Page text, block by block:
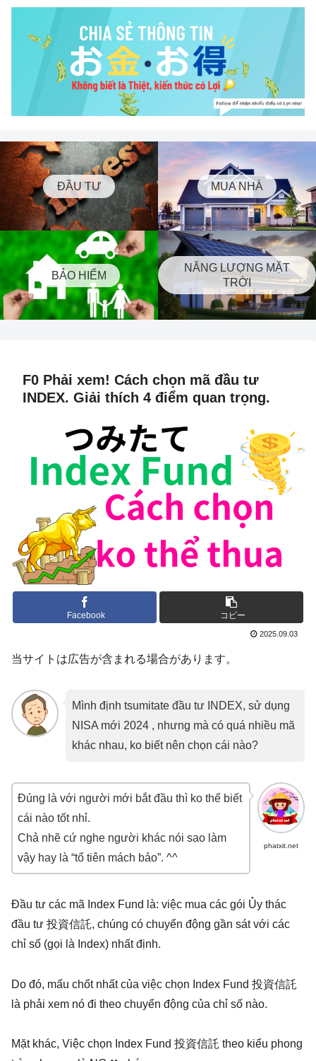
ĐẦU TƯ MUA NHÀ
BẢO HIỂM
NĂNG LƯỢNG MẶT
TRỜI
F0 Phải xem! Cách chọn mã đầu tư
INDEX. Giải thích 4 điểm quan trọng.
Facebook コピー
2025.09.03
当サイトは広告が含まれる場合があります。
Mình định tsumitate đầu tư INDEX, sử dụng
NISA mới 2024 , nhưng mà có quá nhiều mã
khác nhau, ko biết nên chọn cái nào?
phatxit.net
Đúng là với người mới bắt đầu thì ko thể biết
cái nào tốt nhỉ.
Chả nhẽ cứ nghe người khác nói sao làm
vậy hay là “tổ tiên mách bảo”. ^^
Đầu tư các mã Index Fund là: việc mua các gói Ủy thác
đầu tư 投資信託, chúng có chuyển động gần sát với các
chỉ số (gọi là Index) nhất định.
Do đó, mấu chốt nhất của việc chọn Index Fund 投資信託
là phải xem nó đi theo chuyển động của chỉ số nào.
Mặt khác, Việc chọn Index Fund 投資信託 theo kiểu phong